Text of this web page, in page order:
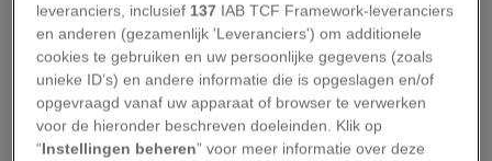
Larven van de monarchvlinder krijgen
zijdeplanten te eten. Deze planten van het
geslachtAsclepiaszijn voor veel andere soorten
giftig en dienen daarom als natuurlijk schild
tegen vijanden. Wanneer de larve uitgroeit tot
leveranciers, inclusief 137 IAB TCF Framework-leveranciers
en anderen (gezamenlijk 'Leveranciers') om additionele
cookies te gebruiken en uw persoonlijke gegevens (zoals
unieke ID’s) en andere informatie die is opgeslagen en/of
opgevraagd vanaf uw apparaat of browser te verwerken
voor de hieronder beschreven doeleinden. Klik op
“Instellingen beheren” voor meer informatie over deze